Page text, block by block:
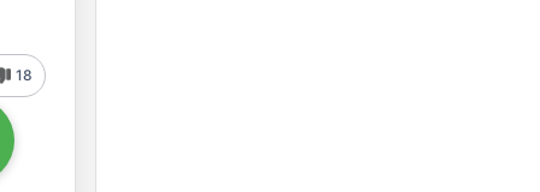
18